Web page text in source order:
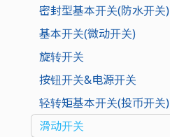
密封型基本开关(防水开关)
基本开关(微动开关)
旋转开关
按钮开关&电源开关
轻转矩基本开关(投币开关)
滑动开关